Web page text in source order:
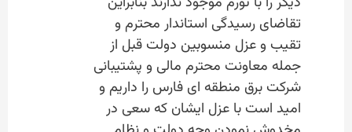
تقاضای رسیدگی استاندار محترم و
تقیب و عزل منسوبین دولت قبل از
جمله معاونت محترم مالی و پشتیبانی
شرکت برق منطقه ای فارس را داریم و
امید است با عزل ایشان که سعی در